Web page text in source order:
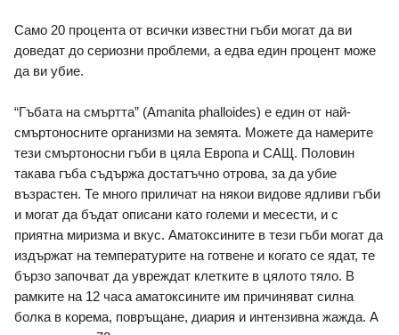
Само 20 процента от всички известни гъби могат да ви
доведат до сериозни проблеми, а едва един процент може
да ви убие.
“Гъбата на смъртта” (Amanita phalloides) е един от най-
смъртоносните организми на земята. Можете да намерите
тези смъртоносни гъби в цяла Европа и САЩ. Половин
такава гъба съдържа достатъчно отрова, за да убие
възрастен. Те много приличат на някои видове ядливи гъби
и могат да бъдат описани като големи и месести, и с
приятна миризма и вкус. Аматоксините в тези гъби могат да
издържат на температурите на готвене и когато се ядат, те
бързо започват да увреждат клетките в цялото тяло. В
рамките на 12 часа аматоксините им причиняват силна
болка в корема, повръщане, диария и интензивна жажда. А